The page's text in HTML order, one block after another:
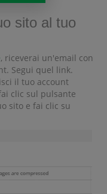
sito al tuo
, riceverai un'email con
Segui quel link.
il tuo account
clic sul pulsante
sito e fai clic su